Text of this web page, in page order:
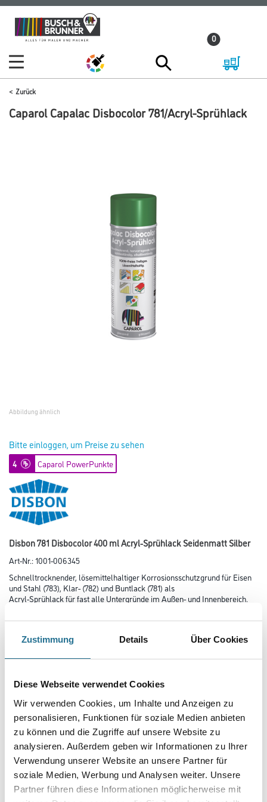
Zustimmung Details Über Cookies
Diese Webseite verwendet Cookies
Wir verwenden Cookies, um Inhalte und Anzeigen zu
personalisieren, Funktionen für soziale Medien anbieten
zu können und die Zugriffe auf unsere Website zu
analysieren. Außerdem geben wir Informationen zu Ihrer
Verwendung unserer Website an unsere Partner für
soziale Medien, Werbung und Analysen weiter. Unsere
Partner führen diese Informationen möglicherweise mit
Zum
Inhalt
Zum
Navigationsmenü
0
Zurück
Caparol Capalac Disbocolor 781/Acryl-Sprühlack
Abbildung ähnlich
Bitte einloggen, um Preise zu sehen
4 Caparol PowerPunkte
Disbon 781 Disbocolor 400 ml Acryl-Sprühlack Seidenmatt Silber
Art-Nr.:1001-006345
Schnelltrocknender, lösemittelhaltiger Korrosionsschutzgrund für Eisen
und Stahl (783), Klar- (782) und Buntlack (781) als
Acryl-Sprühlack für fast alle Untergründe im Außen- und Innenbereich.
Farbtonbezeichnung
Gebinde
Umrechnungsfaktoren